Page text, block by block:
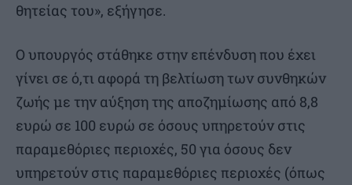
θητείας του», εξήγησε.
Ο υπουργός στάθηκε στην επένδυση που έχει
γίνει σε ό,τι αφορά τη βελτίωση των συνθηκών
ζωής με την αύξηση της αποζημίωσης από 8,8
ευρώ σε 100 ευρώ σε όσους υπηρετούν στις
παραμεθόριες περιοχές, 50 για όσους δεν
υπηρετούν στις παραμεθόριες περιοχές (όπως